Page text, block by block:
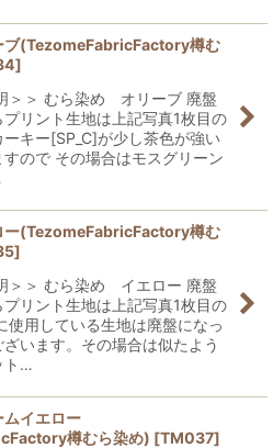
ブ(TezomeFabricFactory樽む
]
＞ むら染め オリーブ 廃盤
リント生地は上記写真1枚目の
キー[SP_C]が少し茶色が強い
ので その場合はモスグリーン
ー(TezomeFabricFactory樽む
]
＞ むら染め イエロー 廃盤
リント生地は上記写真1枚目の
使用している生地は廃盤になっ
います。その場合は似たよう
ト…
ムイエロー
樽むら染め) [TM037]